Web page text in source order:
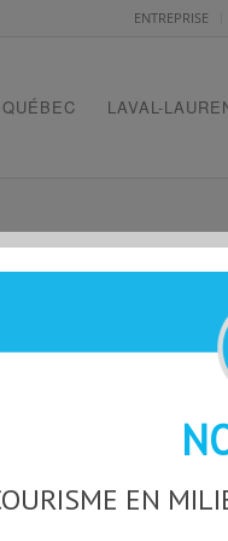
ENTREPRISE
QUÉBEC LAVAL-
EN